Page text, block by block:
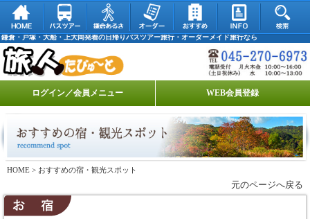
鎌倉・戸塚・大船・上大岡発着の日帰りバスツアー旅行・オーダーメイド旅行なら
ログイン／会員メニュー WEB会員登録
HOME > おすすめの宿・観光スポット
元のページへ戻る